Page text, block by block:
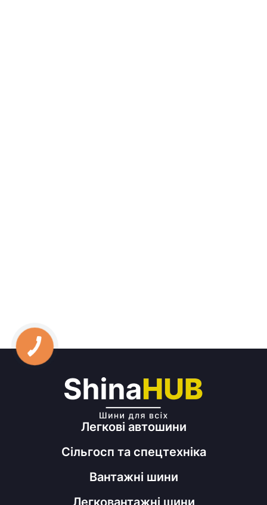
Легкові автошини
Сільгосп та спецтехніка
Вантажні шини
Легковантажні шини